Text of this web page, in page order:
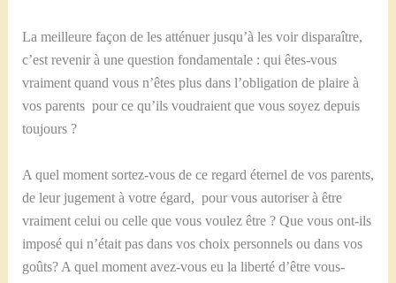
La meilleure façon de les atténuer jusqu’à les voir disparaître,
c’est revenir à une question fondamentale : qui êtes-vous
vraiment quand vous n’êtes plus dans l’obligation de plaire à
vos parents pour ce qu’ils voudraient que vous soyez depuis
toujours ?
A quel moment sortez-vous de ce regard éternel de vos parents,
de leur jugement à votre égard, pour vous autoriser à être
vraiment celui ou celle que vous voulez être ? Que vous ont-ils
imposé qui n’était pas dans vos choix personnels ou dans vos
goûts? A quel moment avez-vous eu la liberté d’être vous-